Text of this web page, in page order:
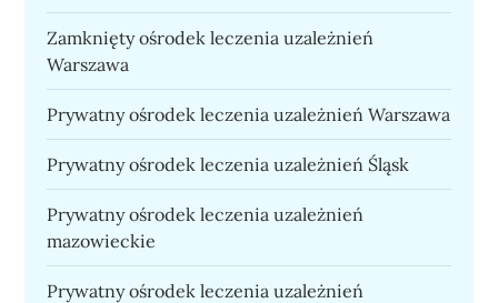
Zamknięty ośrodek leczenia uzależnień
Warszawa
Prywatny ośrodek leczenia uzależnień Warszawa
Prywatny ośrodek leczenia uzależnień Śląsk
Prywatny ośrodek leczenia uzależnień
mazowieckie
Prywatny ośrodek leczenia uzależnień